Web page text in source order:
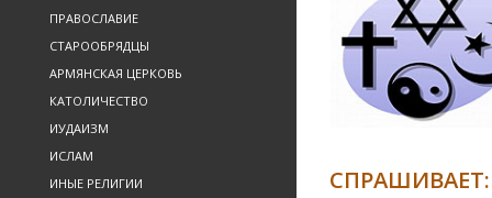
ПРАВОСЛАВИЕ
СТАРООБРЯДЦЫ
АРМЯНСКАЯ ЦЕРКОВЬ
КАТОЛИЧЕСТВО
ИУДАИЗМ
ИСЛАМ
ИНЫЕ РЕЛИГИИ
СПРАШИВАЕТ: